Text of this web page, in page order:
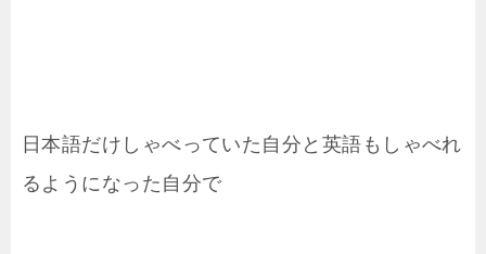
日本語だけしゃべっていた自分と英語もしゃべれ
るようになった自分で